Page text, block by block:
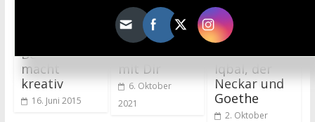
Bewegung
macht
kreativ
16. Juni 2015
Ein Moment
mit Dir
6. Oktober
2021
Muhammad
Iqbal, der
Neckar und
Goethe
2. Oktober